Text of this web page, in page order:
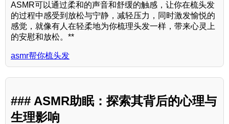
ASMR可以通过柔和的声音和舒缓的触感，让你在梳头发
的过程中感受到放松与宁静，减轻压力，同时激发愉悦的
感觉，就像有人在轻柔地为你梳理头发一样，带来心灵上
的安慰和放松。**
asmr帮你梳头发
### ASMR助眠：探索其背后的心理与
生理影响